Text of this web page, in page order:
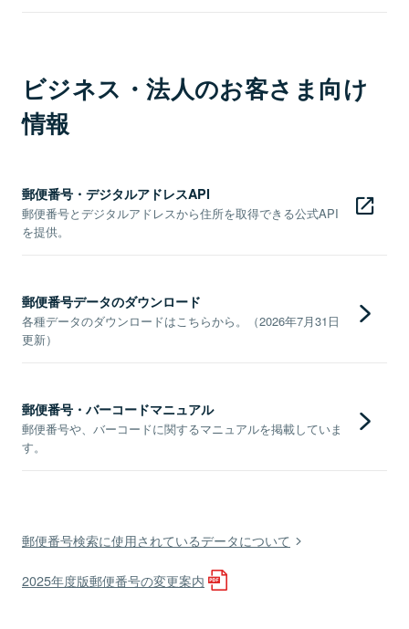
ビジネス・法人のお客さま向け
情報
郵便番号・デジタルアドレスAPI
郵便番号とデジタルアドレスから住所を取得できる公式API
を提供。
郵便番号データのダウンロード
各種データのダウンロードはこちらから。（2026年7月31日
更新）
郵便番号・バーコードマニュアル
郵便番号や、バーコードに関するマニュアルを掲載していま
す。
郵便番号検索に使用されているデータについて
2025年度版郵便番号の変更案内